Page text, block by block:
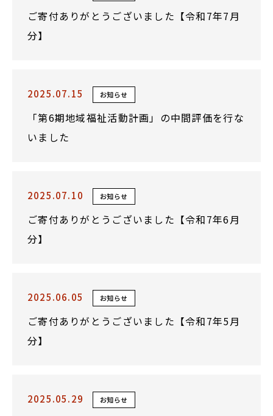
ご寄付ありがとうございました【令和7年7月
分】
2025.07.15 お知らせ
「第6期地域福祉活動計画」の中間評価を行な
いました
2025.07.10 お知らせ
ご寄付ありがとうございました【令和7年6月
分】
2025.06.05 お知らせ
ご寄付ありがとうございました【令和7年5月
分】
2025.05.29 お知らせ